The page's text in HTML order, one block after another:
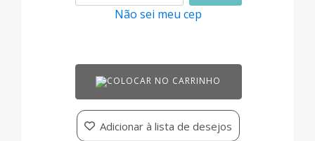
Não sei meu cep
COLOCAR NO CARRINHO
Adicionar à lista de desejos